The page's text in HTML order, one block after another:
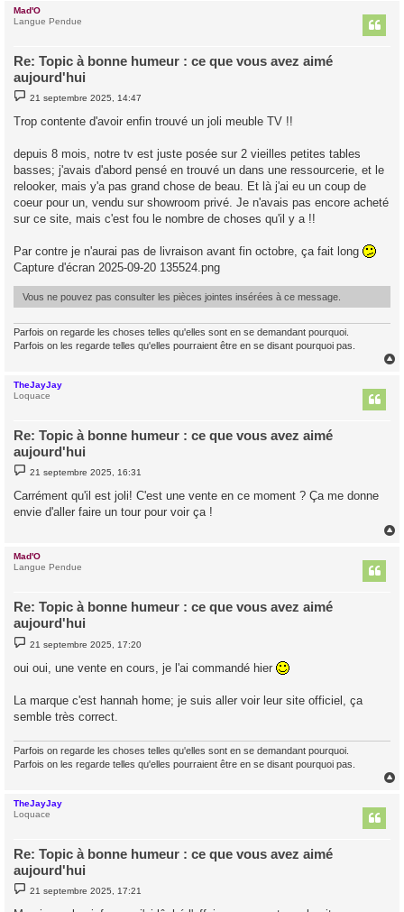
Mad'O
Langue Pendue
Re: Topic à bonne humeur : ce que vous avez aimé
aujourd'hui
M
e
s
e
21 septembre 2025, 14:47
Trop contente d'avoir enfin trouvé un joli meuble TV !!
depuis 8 mois, notre tv est juste posée sur 2 vieilles petites tables
basses; j'avais d'abord pensé en trouvé un dans une ressourcerie, et le
relooker, mais y'a pas grand chose de beau. Et là j'ai eu un coup de
coeur pour un, vendu sur showroom privé. Je n'avais pas encore acheté
sur ce site, mais c'est fou le nombre de choses qu'il y a !!
Par contre je n'aurai pas de livraison avant fin octobre, ça fait long
Capture d'écran 2025-09-20 135524.png
Vous ne pouvez pas consulter les pièces jointes insérées à ce message.
Parfois on regarde les choses telles qu'elles sont en se demandant pourquoi.
Parfois on les regarde telles qu'elles pourraient être en se disant pourquoi pas.
TheJayJay
Loquace
Re: Topic à bonne humeur : ce que vous avez aimé
aujourd'hui
M
e
s
a
21 septembre 2025, 16:31
Carrément qu'il est joli! C'est une vente en ce moment ? Ça me donne
envie d'aller faire un tour pour voir ça !
Mad'O
Langue Pendue
Re: Topic à bonne humeur : ce que vous avez aimé
aujourd'hui
M
e
s
s
e
21 septembre 2025, 17:20
oui oui, une vente en cours, je l'ai commandé hier
La marque c'est hannah home; je suis aller voir leur site officiel, ça
semble très correct.
Parfois on regarde les choses telles qu'elles sont en se demandant pourquoi.
Parfois on les regarde telles qu'elles pourraient être en se disant pourquoi pas.
TheJayJay
Loquace
Re: Topic à bonne humeur : ce que vous avez aimé
aujourd'hui
M
e
21 septembre 2025, 17:21